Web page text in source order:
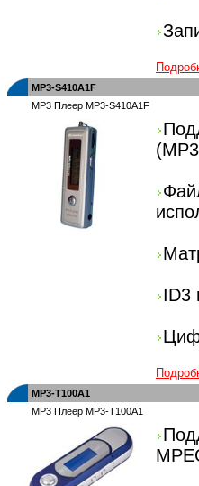
MP3-S410A1F
MP3 Плеер MP3-S410A1F
ID3
MP3-T100A1
MP3 Плеер MP3-T100A1